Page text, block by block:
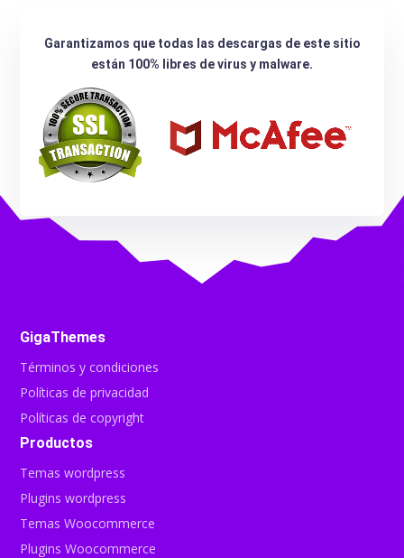
Garantizamos que todas las descargas de este sitio
están 100% libres de virus y malware.
GigaThemes
Términos y condiciones
Políticas de privacidad
Políticas de copyright
Productos
Temas wordpress
Plugins wordpress
Temas Woocommerce
Plugins Woocommerce